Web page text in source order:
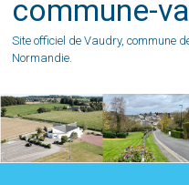
commune-
Site officiel de Vaudry, commune
Normandie.